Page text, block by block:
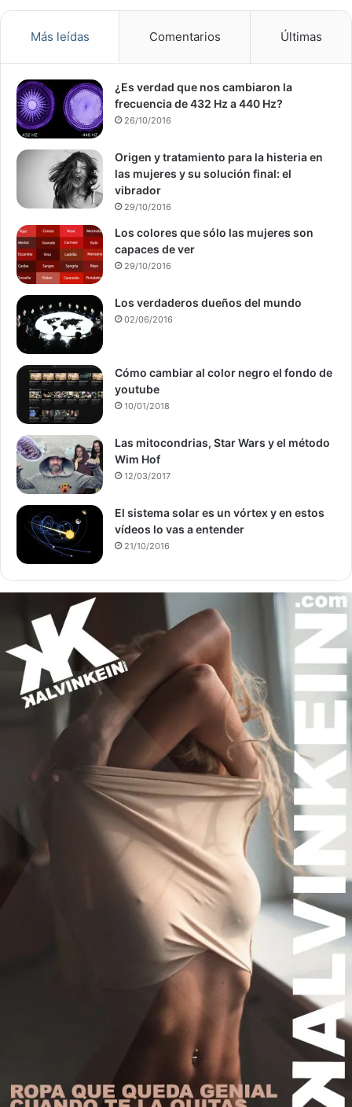
Más leídas Comentarios Últimas
¿Es verdad que nos cambiaron la
frecuencia de 432 Hz a 440 Hz?
26/10/2016
Origen y tratamiento para la histeria en
las mujeres y su solución final: el
vibrador
29/10/2016
Los colores que sólo las mujeres son
capaces de ver
29/10/2016
Los verdaderos dueños del mundo
02/06/2016
Cómo cambiar al color negro el fondo de
youtube
10/01/2018
Las mitocondrias, Star Wars y el método
Wim Hof
12/03/2017
El sistema solar es un vórtex y en estos
vídeos lo vas a entender
21/10/2016